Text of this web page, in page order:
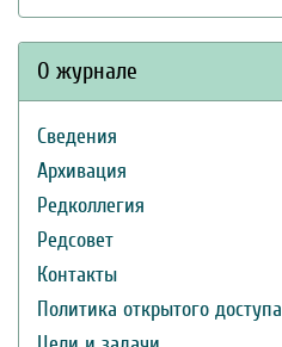
О журнале
Сведения
Архивация
Редколлегия
Редсовет
Контакты
Политика открытого доступа